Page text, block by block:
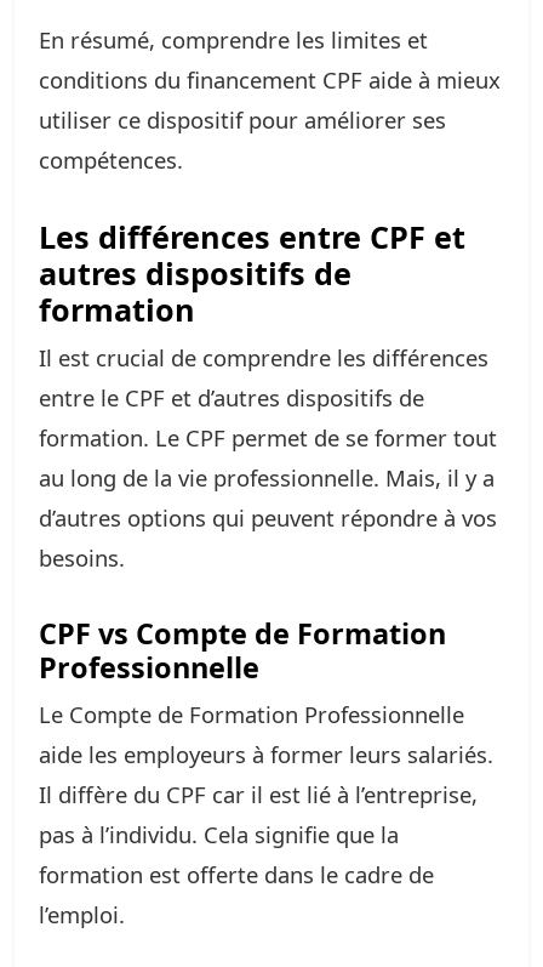
En résumé, comprendre les limites et
conditions du financement CPF aide à mieux
utiliser ce dispositif pour améliorer ses
compétences.
Les différences entre CPF et
autres dispositifs de
formation
Il est crucial de comprendre les différences
entre le CPF et d’autres dispositifs de
formation. Le CPF permet de se former tout
au long de la vie professionnelle. Mais, il y a
d’autres options qui peuvent répondre à vos
besoins.
CPF vs Compte de Formation
Professionnelle
Le Compte de Formation Professionnelle
aide les employeurs à former leurs salariés.
Il diffère du CPF car il est lié à l’entreprise,
pas à l’individu. Cela signifie que la
formation est offerte dans le cadre de
l’emploi.